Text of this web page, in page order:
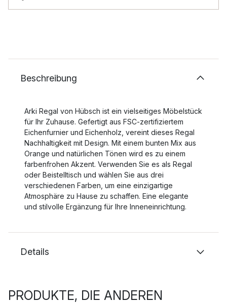
Beschreibung
Arki Regal von Hübsch ist ein vielseitiges Möbelstück
für Ihr Zuhause. Gefertigt aus FSC-zertifiziertem
Eichenfurnier und Eichenholz, vereint dieses Regal
Nachhaltigkeit mit Design. Mit einem bunten Mix aus
Orange und natürlichen Tönen wird es zu einem
farbenfrohen Akzent. Verwenden Sie es als Regal
oder Beistelltisch und wählen Sie aus drei
verschiedenen Farben, um eine einzigartige
Atmosphäre zu Hause zu schaffen. Eine elegante
und stilvolle Ergänzung für Ihre Inneneinrichtung.
Details
PRODUKTE, DIE ANDEREN